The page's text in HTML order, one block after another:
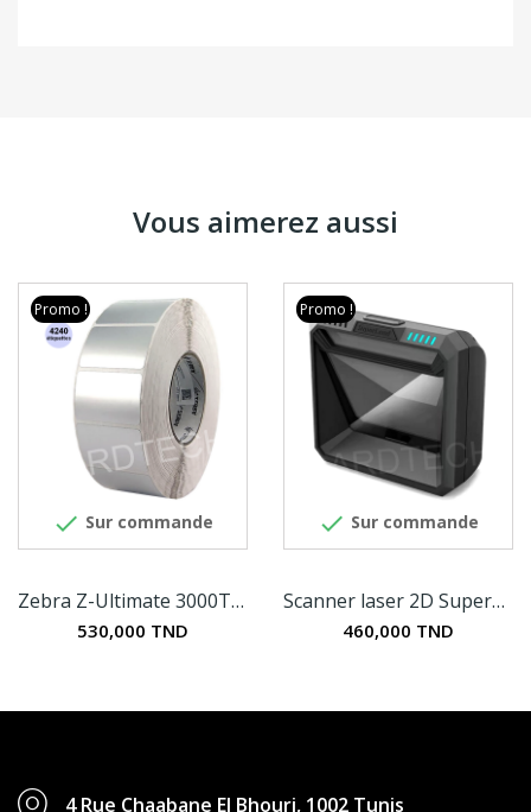
Vous aimerez aussi
 Sur commande
Promo !
Zebra Z-Ultimate 3000T - Etiquettes en...
530,000 TND
 Sur commande
Promo !
Scanner laser 2D SuperLead 7708
460,000 TND
4 Rue Chaabane El Bhouri, 1002 Tunis